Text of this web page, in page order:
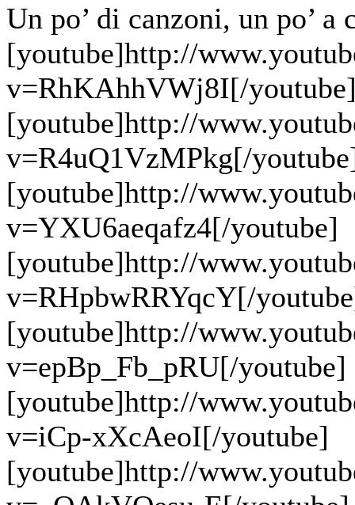
Un po’ di canzoni, un po’ a
[youtube]http://
v=RhKAhhVWj8I[/
[youtube]http://
v=R4uQ1VzMPkg[/
[youtube]http://
v=YXU6aeqafz4[/youtube]
[youtube]http://
v=RHpbwRRYqcY[/
[youtube]http://
v=epBp_Fb_pRU[/youtube]
[youtube]http://
v=iCp-xXcAeoI[/youtube]
[youtube]http://